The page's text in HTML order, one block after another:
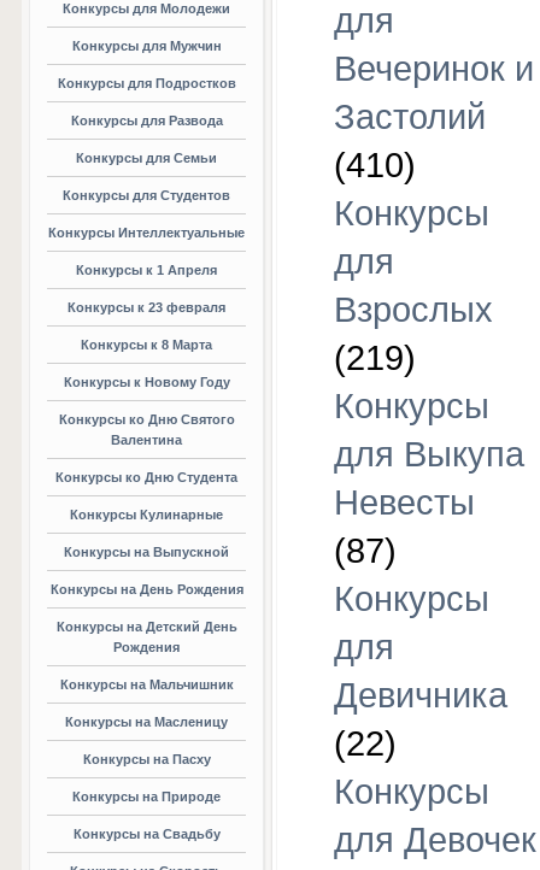
Конкурсы для Молодежи
Конкурсы для Мужчин
Конкурсы для Подростков
Конкурсы для Развода
Конкурсы для Семьи
Конкурсы для Студентов
Конкурсы Интеллектуальные
Конкурсы к 1 Апреля
Конкурсы к 23 февраля
Конкурсы к 8 Марта
Конкурсы к Новому Году
Конкурсы ко Дню Святого
Валентина
Конкурсы ко Дню Студента
Конкурсы Кулинарные
Конкурсы на Выпускной
Конкурсы на День Рождения
Конкурсы на Детский День
Рождения
Конкурсы на Мальчишник
Конкурсы на Масленицу
Конкурсы на Пасху
Конкурсы на Природе
Конкурсы на Свадьбу
для
Вечеринок и
Застолий
(410)
Конкурсы
для
Взрослых
(219)
Конкурсы
для Выкупа
Невесты
(87)
Конкурсы
для
Девичника
(22)
Конкурсы
для Девочек